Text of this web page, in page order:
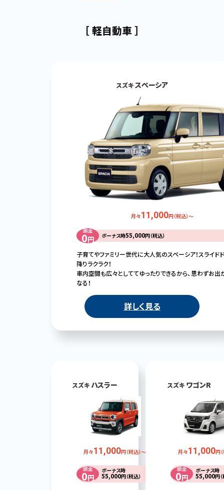
［ 軽自動車 ］
スズキ スぺーシア
月々11,000円（税込）～
頭金
0円 ボーナス時55,000円（税込）
子育てやファミリー世代に大人気のスペーシア！スライド
降りラクラク！
車内空間も広々としててゆったりできるから、思わずお出
なる！
詳しく見る
スズキ ハスラー
月々11,000円（税込）～
頭金
0円
ボーナス時
55,000円（税込）
スズキ ワゴンR
月々11,000円
頭金
0円
ボーナス時
55,000円